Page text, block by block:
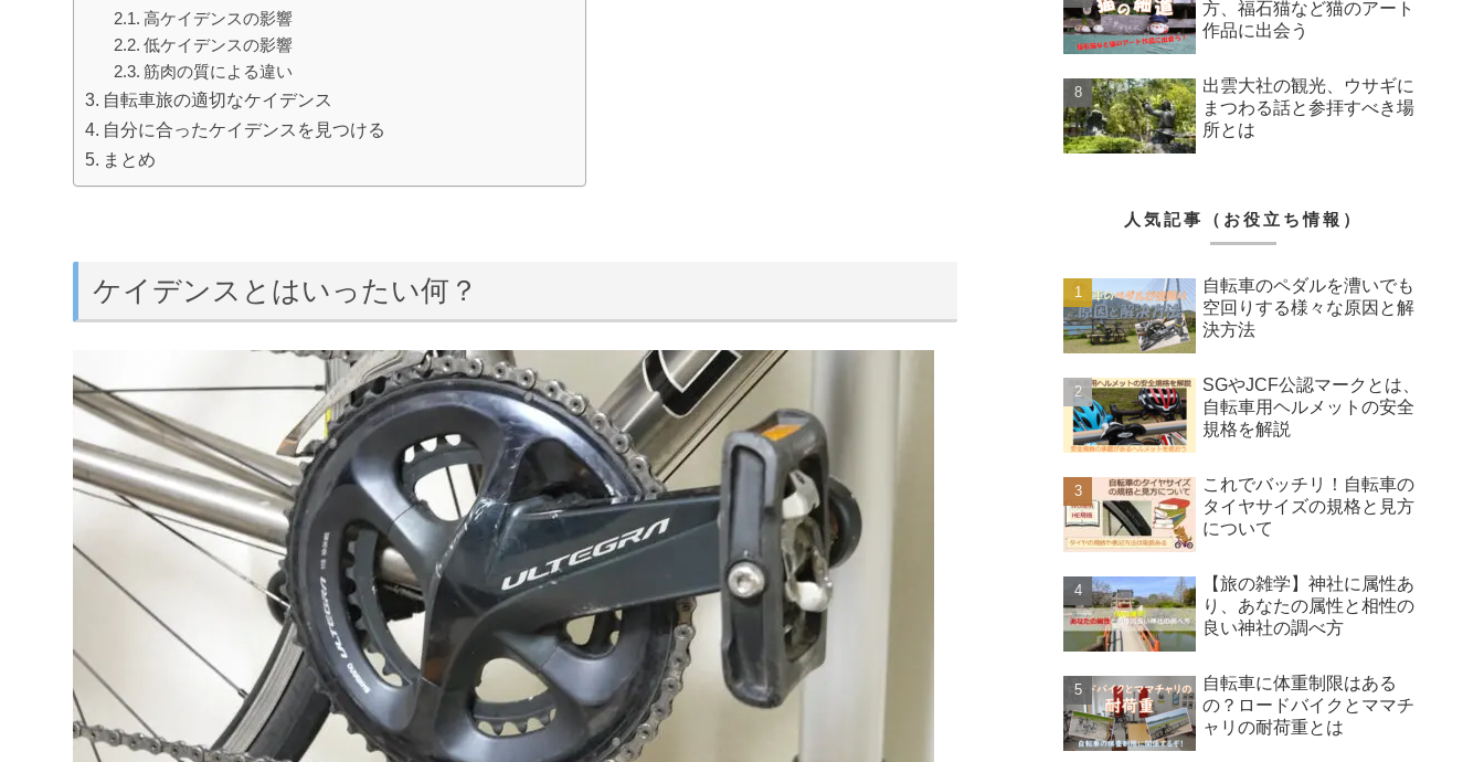
高ケイデンスの影響
低ケイデンスの影響
筋肉の質による違い
自転車旅の適切なケイデンス
自分に合ったケイデンスを見つける
まとめ
ケイデンスとはいったい何？
方、福石猫など猫のアート
作品に出会う
出雲大社の観光、ウサギに
まつわる話と参拝すべき場
所とは
人気記事（お役立ち情報）
自転車のペダルを漕いでも
空回りする様々な原因と解
決方法
SGやJCF公認マークとは、
自転車用ヘルメットの安全
規格を解説
これでバッチリ！自転車の
タイヤサイズの規格と見方
について
【旅の雑学】神社に属性あ
り、あなたの属性と相性の
良い神社の調べ方
自転車に体重制限はある
の？ロードバイクとママチ
ャリの耐荷重とは